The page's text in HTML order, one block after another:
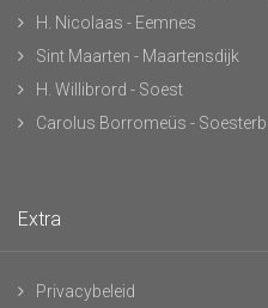
H. Nicolaas - Eemnes
Sint Maarten - Maartensdijk
H. Willibrord - Soest
Carolus Borromeüs -
Extra
Privacybeleid